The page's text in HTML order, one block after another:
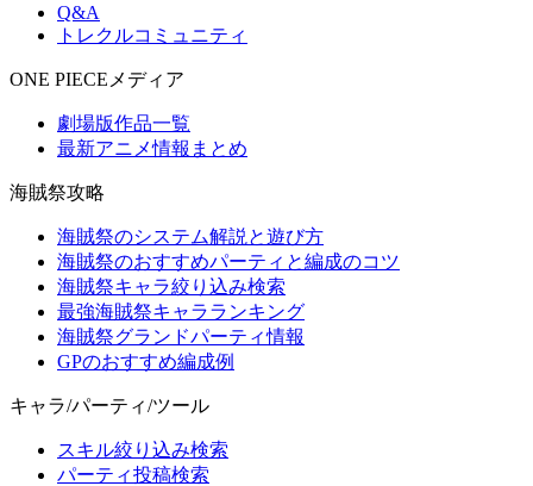
Q&A
トレクルコミュニティ
ONE PIECEメディア
劇場版作品一覧
最新アニメ情報まとめ
海賊祭攻略
海賊祭のシステム解説と遊び方
海賊祭のおすすめパーティと編成のコツ
海賊祭キャラ絞り込み検索
最強海賊祭キャラランキング
海賊祭グランドパーティ情報
GPのおすすめ編成例
キャラ/パーティ/ツール
スキル絞り込み検索
パーティ投稿検索